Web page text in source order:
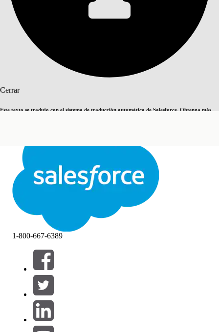
Cerrar
Este texto se tradujo con el sistema de traducción automática de Salesforce. Obtenga más
Cerrar Cerrar
Índice de materias
Buscar
Filtros (0)
SELECCIONAR FILTROS
Área de productos
1-800-667-6389